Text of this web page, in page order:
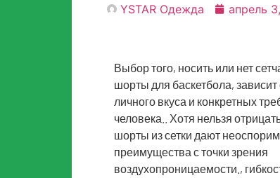
YSTAR Одежда апрель
Выбор того, носить или нет
шорты для баскетбола, зависит
личного вкуса и конкретных
человека.. Хотя нельзя
шорты из сетки дают
преимущества с точки зрения
воздухопроницаемости.,